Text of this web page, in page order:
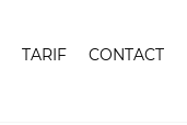
TARIF CONTACT